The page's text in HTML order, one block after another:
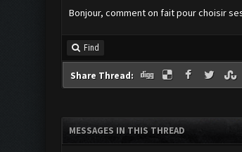
Bonjour, comment on fait pour choisir
Find
Share Thread:
MESSAGES IN THIS THREAD